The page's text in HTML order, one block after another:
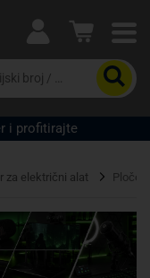
proizvoda i
i profitirajte
za električni alat Ploče